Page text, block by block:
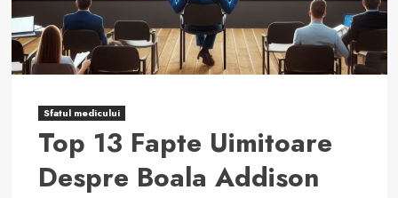
Sfatul medicului
Top 13 Fapte Uimitoare
Despre Boala Addison